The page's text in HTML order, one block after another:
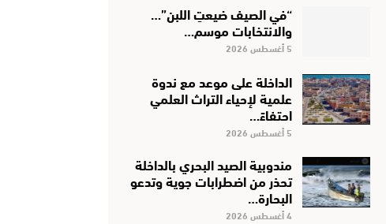
“في الصيف ضيعتِ اللبن”…
والانتخابات موسم…
5 أغسطس 2026
الداخلة على موعد مع ندوة
علمية لإحياء التراث العلمي
احتفاءً…
5 أغسطس 2026
مندوبية الصيد البحري بالداخلة
تحذر من اضطرابات جوية وتدعو
البحارة…
4 أغسطس 2026